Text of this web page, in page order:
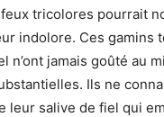
tricolores pourrait
indolore. Ces gamins
n’ont jamais goûté au
Ils ne
leur salive de fiel qui